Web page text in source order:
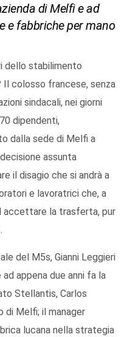
di Melfi e ad
e fabbriche per mano
dello stabilimento
colosso francese, senza
sindacali, nei giorni
dipendenti,
dalla sede di Melfi a
assunta
il disagio che si andrà a
e lavoratrici che, a
accettare la trasferta, pur
del M5s, Gianni Leggieri
appena due anni fa la
Stellantis, Carlos
di Melfi; il manager
lucana nella strategia